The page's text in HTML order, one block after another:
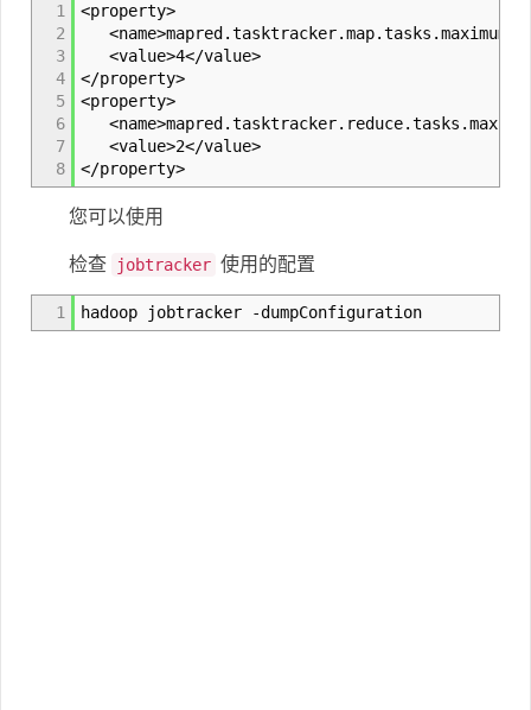
1
2
3
4
5
6
7
8
<property>
<name>mapred.tasktracker.map.tasks.maximum</
<value>4</value>
</property>
<property>
<value>2</value>
</property>
您可以使用
检查 jobtracker 使用的配置
1 hadoop jobtracker -dumpConfiguration